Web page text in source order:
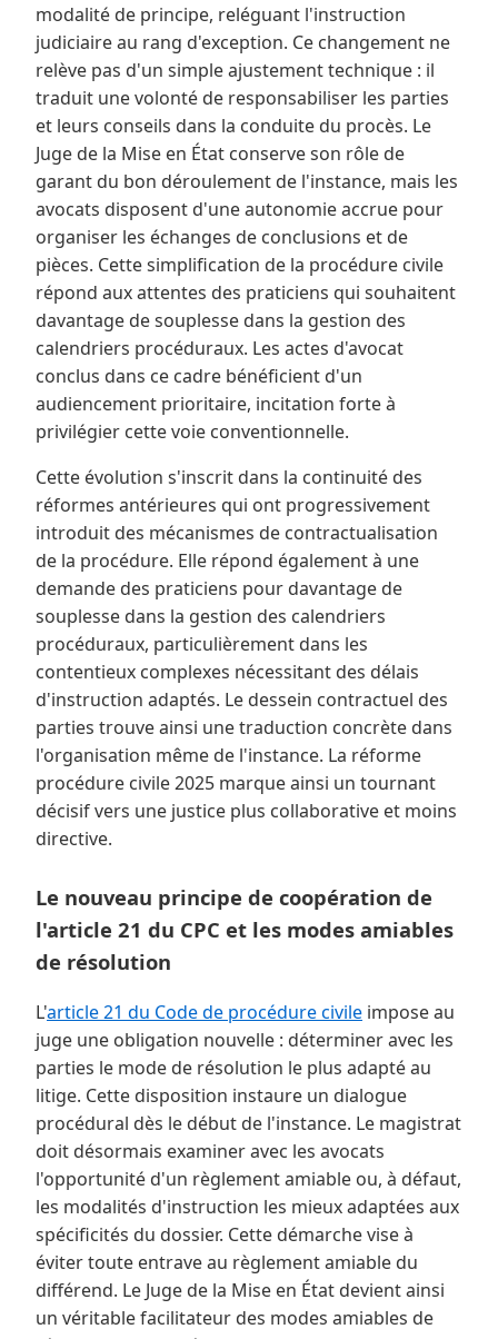
modalité de principe, reléguant l'instruction
judiciaire au rang d'exception. Ce changement ne
relève pas d'un simple ajustement technique : il
traduit une volonté de responsabiliser les parties
et leurs conseils dans la conduite du procès. Le
Juge de la Mise en État conserve son rôle de
garant du bon déroulement de l'instance, mais les
avocats disposent d'une autonomie accrue pour
organiser les échanges de conclusions et de
pièces. Cette simplification de la procédure civile
répond aux attentes des praticiens qui souhaitent
davantage de souplesse dans la gestion des
calendriers procéduraux. Les actes d'avocat
conclus dans ce cadre bénéficient d'un
audiencement prioritaire, incitation forte à
privilégier cette voie conventionnelle.
Cette évolution s'inscrit dans la continuité des
réformes antérieures qui ont progressivement
introduit des mécanismes de contractualisation
de la procédure. Elle répond également à une
demande des praticiens pour davantage de
souplesse dans la gestion des calendriers
procéduraux, particulièrement dans les
contentieux complexes nécessitant des délais
d'instruction adaptés. Le dessein contractuel des
parties trouve ainsi une traduction concrète dans
l'organisation même de l'instance. La réforme
procédure civile 2025 marque ainsi un tournant
décisif vers une justice plus collaborative et moins
directive.
Le nouveau principe de coopération de
l'article 21 du CPC et les modes amiables
de résolution
L'article 21 du Code de procédure civile impose au
juge une obligation nouvelle : déterminer avec les
parties le mode de résolution le plus adapté au
litige. Cette disposition instaure un dialogue
procédural dès le début de l'instance. Le magistrat
doit désormais examiner avec les avocats
l'opportunité d'un règlement amiable ou, à défaut,
les modalités d'instruction les mieux adaptées aux
spécificités du dossier. Cette démarche vise à
éviter toute entrave au règlement amiable du
différend. Le Juge de la Mise en État devient ainsi
un véritable facilitateur des modes amiables de